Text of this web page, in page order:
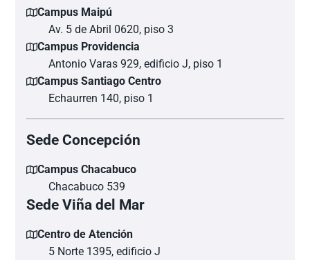
Campus Maipú
Av. 5 de Abril 0620, piso 3
Campus Providencia
Antonio Varas 929, edificio J, piso 1
Campus Santiago Centro
Echaurren 140, piso 1
Sede Concepción
Campus Chacabuco
Chacabuco 539
Sede Viña del Mar
Centro de Atención
5 Norte 1395, edificio J